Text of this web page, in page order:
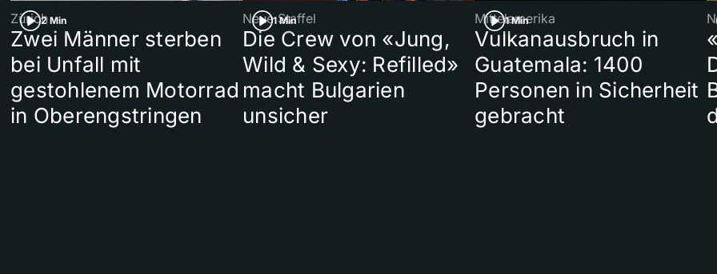
2 Min
Zürich
Zwei Männer sterben
bei Unfall mit
gestohlenem Motorrad
in Oberengstringen
1 Min
Neue Staffel
Die Crew von «Jung,
Wild & Sexy: Refilled»
macht Bulgarien
unsicher
1 Min
Mittelamerika
Vulkanausbruch in
Guatemala: 1400
Personen in Sicherheit
gebracht